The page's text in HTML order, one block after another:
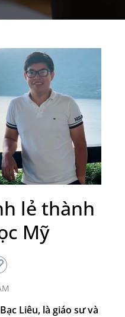
lẻ thành
Mỹ
Liêu, là giáo sư và